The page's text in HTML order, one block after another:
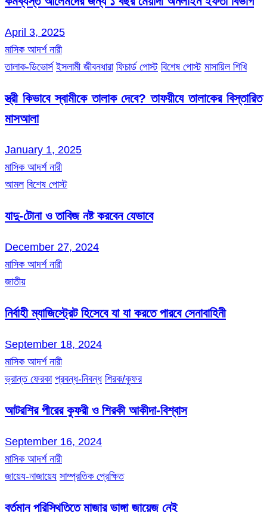
April 3, 2025
মাসিক আদর্শ নারী
তালাক-ডিভোর্স ইসলামী জীবনধারা ফিচার্ড পোস্ট বিশেষ পোস্ট মাসায়িল শিখি
স্ত্রী কিভাবে স্বামীকে তালাক দেবে? তাফয়ীযে তালাকের বিস্তারিত
মাসআলা
January 1, 2025
মাসিক আদর্শ নারী
আমল বিশেষ পোস্ট
যাদু-টোনা ও তাবিজ নষ্ট করবেন যেভাবে
December 27, 2024
মাসিক আদর্শ নারী
জাতীয়
নির্বাহী ম্যাজিস্ট্রেট হিসেবে যা যা করতে পারবে সেনাবাহিনী
September 18, 2024
মাসিক আদর্শ নারী
ভ্রান্ত ফেরকা প্রবন্ধ-নিবন্ধ শিরক/কুফর
আটরশির পীরের কুফরী ও শিরকী আকীদা-বিশ্বাস
September 16, 2024
মাসিক আদর্শ নারী
জায়েয-নাজায়েয সাম্প্রতিক প্রেক্ষিত
বর্তমান পরিস্থিতিতে মাজার ভাঙ্গা জায়েজ নেই